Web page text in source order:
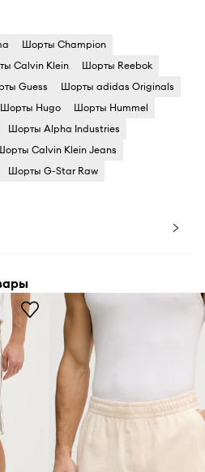
Шорты Champion
Calvin Klein
Шорты Reebok
Guess
Шорты adidas Originals
Шорты Hugo
Шорты Hummel
Шорты Alpha Industries
Calvin Klein Jeans
Шорты G-Star Raw